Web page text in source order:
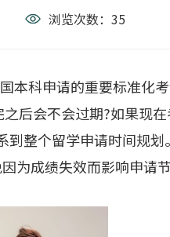
浏览次数：35
本科申请的重要标准化
后会不会过期?如果现
整个留学申请时间规划
为成绩失效而影响申请节